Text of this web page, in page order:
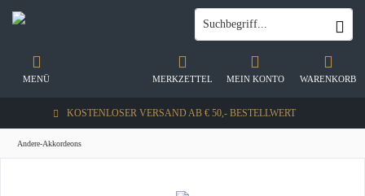
KOSTENLOSER VERSAND AB € 50,- BESTELLWERT
WARENKORB
MERKZETTEL MEIN KONTO
MENÜ
Andere-Akkordeons